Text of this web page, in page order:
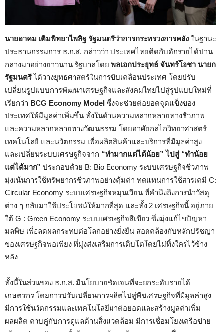
นายอาคม เติมพิทยาไพสิฐ รัฐมนตรีว่าการกระทรวงการคลัง ในฐานะ
ประธานกรรมการ ธ.ก.ส. กล่าวว่า ประเทศไทยติดกับดักรายได้ปาน
กลางมาอย่างยาวนาน รัฐบาลโดย พลเอกประยุทธ์ จันทร์โอชา นายก
รัฐมนตรีได้วางยุทธศาสตร์ในการขับเคลื่อนประเทศ โดยปรับ
เปลี่ยนรูปแบบการพัฒนาเศรษฐกิจและสังคมไทยไปสู่รูปแบบใหม่ที่
เรียกว่า BCG Economy Model ซึ่งจะช่วยต่อยอดจุดแข็งของ
ประเทศให้มีมูลค่าเพิ่มขึ้น ทั้งในด้านความหลากหลายทางชีวภาพ
และความหลากหลายทางวัฒนธรรม โดยอาศัยกลไกวิทยาศาสตร์
เทคโนโลยี และนวัตกรรม เพื่อผลิตสินค้าและบริการที่มีมูลค่าสูง
และเปลี่ยนระบบเศรษฐกิจจาก “ทำมากแต่ได้น้อย” ไปสู่ “ทำน้อย
แต่ได้มาก” ประกอบด้วย B: Bio Economy ระบบเศรษฐกิจชีวภาพ
มุ่งเน้นการใช้ทรัพยากรชีวภาพอย่างคุ้มค่า ทดแทนการใช้สารเคมี C:
Circular Economy ระบบเศรษฐกิจหมุนเวียน ที่คำนึงถึงการนำวัสดุ
ต่าง ๆ กลับมาใช้ประโยชน์ให้มากที่สุด และทั้ง 2 เศรษฐกิจนี้ อยู่ภาย
ใต้ G : Green Economy ระบบเศรษฐกิจสีเขียว ซึ่งมุ่งแก้ไขปัญหา
มลพิษ เพื่อลดผลกระทบต่อโลกอย่างยั่งยืน สอดคล้องกับหลักปรัชญา
ของเศรษฐกิจพอเพียง ที่มุ่งส่งเสริมการเติบโตโดยไม่ทิ้งใครไว้ข้าง
หลัง
ทั้งนี้ในส่วนของ ธ.ก.ส. มีนโยบายชัดเจนที่จะยกระดับรายได้
เกษตรกร โดยการปรับเปลี่ยนการผลิตไปสู่พืชเศรษฐกิจที่มีมูลค่าสูง
มีการใช้นวัตกรรมและเทคโนโลยีมาต่อยอดและสร้างมูลค่าเพิ่ม
ผลผลิต ควบคู่กับการดูแลด้านสิ่งแวดล้อม มีการเชื่อมโยงเครือข่าย